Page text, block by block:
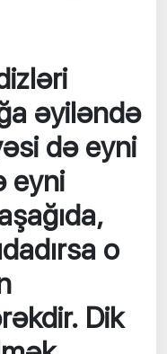
əyiləndə
də eyni
eyni
o
Dik